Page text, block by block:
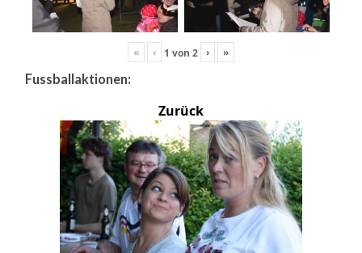
« ‹ 1 von 2 › »
Fussballaktionen:
Zurück